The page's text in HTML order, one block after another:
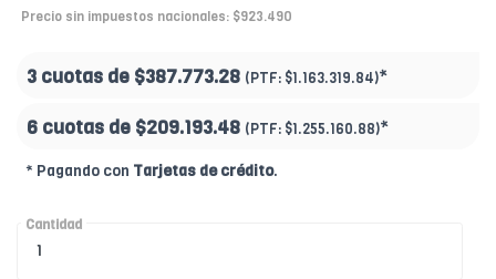
Precio sin impuestos nacionales: $923.490
3 cuotas de $387.773.28 (PTF: $1.163.319.84)*
6 cuotas de $209.193.48 (PTF: $1.255.160.88)*
* Pagando con Tarjetas de crédito.
Cantidad